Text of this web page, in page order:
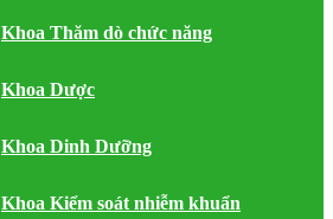
Khoa Thăm dò chức năng
Khoa Dược
Khoa Dinh Dưỡng
Khoa Kiểm soát nhiễm khuẩn